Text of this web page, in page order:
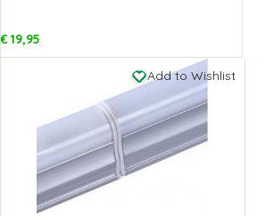
€19,95
Add to Wishlist